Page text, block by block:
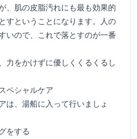
、肌の皮脂汚れにも最も効果的
すということになります。人の
いので、これで落とすのが一番
力をかけずに優しくくるくるし
ペシャルケア
は、湯船に入って行いましょ
をする